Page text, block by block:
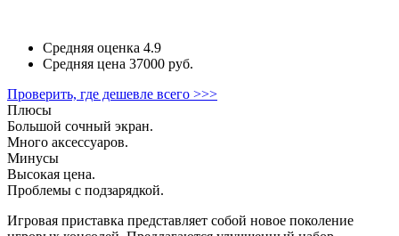
Средняя оценка 4.9
Средняя цена 37000 руб.
Проверить, где дешевле всего >>>
Плюсы
Большой сочный экран.
Много аксессуаров.
Минусы
Высокая цена.
Проблемы с подзарядкой.
Игровая приставка представляет собой новое поколение